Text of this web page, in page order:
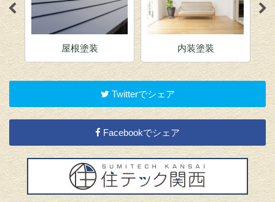
屋根塗装 内装塗装
Twitterでシェア
Facebookでシェア